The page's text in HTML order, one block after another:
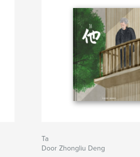
Ta
Door Zhongliu Deng